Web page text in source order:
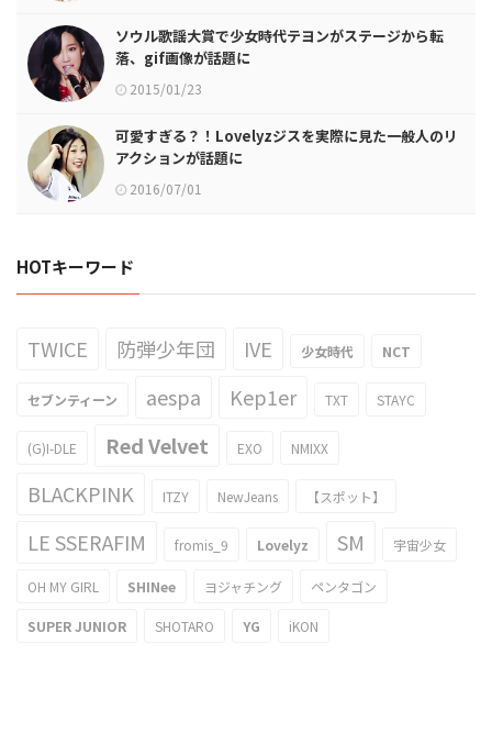
ソウル歌謡大賞で少女時代テヨンがステージから転
落、gif画像が話題に
2015/01/23
可愛すぎる？！Lovelyzジスを実際に見た一般人のリ
アクションが話題に
2016/07/01
HOTキーワード
TWICE 防弾少年団 IVE 少女時代 NCT
セブンティーン aespa Kep1er TXT STAYC
(G)I-DLE Red Velvet EXO NMIXX
BLACKPINK ITZY NewJeans 【スポット】
LE SSERAFIM fromis_9 Lovelyz SM 宇宙少女
OH MY GIRL SHINee ヨジャチング ペンタゴン
SUPER JUNIOR SHOTARO YG iKON